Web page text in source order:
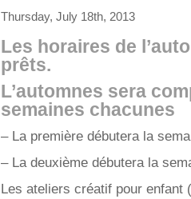
Thursday, July 18th, 2013
Les horaires de
prêts.
L’automnes sera
semaines chacunes
– La première débutera la
– La deuxième débutera la
Les ateliers créatif pour enfant